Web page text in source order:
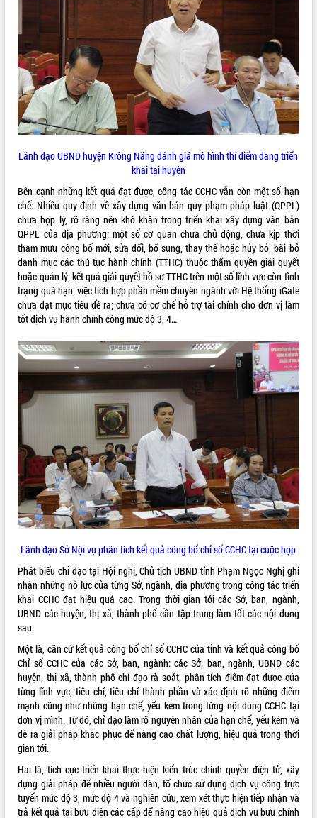
Thứ trưởng Bộ Nông nghiệp và Môi
trường Nguyễn Hoàng Hiệp khảo sát
vùng trồng và doanh nghiệp đóng gói
sầu riêng tại Đắk Lắk
Trình diễn nghệ thuật chế biến các
món ăn từ sầu riêng
Đắk Lắk công bố Quy hoạch và xúc
tiến đầu tư tỉnh
ứng để giữ vững thị trường xuất khẩu
Diễn đàn Kinh tế tư nhân Việt Nam đột
phá cơ chế - Hợp tác công tư
Đề án 06 tạo bước ngoặt đột phá trong
cải cách hành chính tỉnh Đắk Lắk
Kết nối tour, đẩy mạnh chuyển đổi số
để phát triển du lịch Đắk Lắk
Khởi động Dự án Đầu tư xây dựng hạ
tầng kỹ thuật Cụm công nghiệp Tân
Tiến
Gặp mặt các cơ quan báo chí nhân Kỷ
mạng Việt Nam
Đắk Lắk sơ kết 4 năm triển khai thực
hiện Đề án 06 của Chính phủ
Họp báo thông tin về Hội nghị Công bố
Quy hoạch và Xúc tiến đầu tư tỉnh Đắk
Khơi thông điểm nghẽn, đẩy nhanh
giải ngân vốn khắc phục thiên tai
HĐND tỉnh thông qua điều chỉnh Quy
hoạch tỉnh thời kỳ 2021-2030
Hội thảo góp ý hồ sơ điều chỉnh quy
hoạch tỉnh Đắk Lắk thời kỳ 2021-2030,
Nâng cao hiệu quả hoạt động của các
doanh nghiệp nhà nước
Hội nghị triển khai kết nối mạng
truyền số liệu chuyên dùng phục vụ cơ
quan Đảng, Nhà nước
Lễ phát động chuỗi hoạt động chung
tay làm sạch môi trường
Xã Ea Kar bước chuyển mình trong
công tác cải cách hành chính mô hình
mới
UBND tỉnh họp báo định kỳ tháng 4
năm 2026
Hội thảo khoa học “Giải pháp thúc đẩy
phát triển nền kinh tế xanh tại tỉnh
Đắk Lắk”
Tăng cường giám sát, đôn đốc thực
hiện nhiệm vụ quản lý tài sản công
hàng tuần
Lãnh đạo UBND huyện Krông Năng đánh giá mô hình thí điểm đang triển
khai tại huyện
Bên cạnh những kết quả đạt được, công tác CCHC vẫn còn một số hạn
chế: Nhiều quy định về xây dựng văn bản quy phạm pháp luật (QPPL)
chưa hợp lý, rõ ràng nên khó khăn trong triển khai xây dựng văn bản
QPPL của địa phương; một số cơ quan chưa chủ động, chưa kịp thời
tham mưu công bố mới, sửa đổi, bổ sung, thay thế hoặc hủy bỏ, bãi bỏ
danh mục các thủ tục hành chính (TTHC) thuộc thẩm quyền giải quyết
hoặc quản lý; kết quả giải quyết hồ sơ TTHC trên một số lĩnh vực còn tình
trạng quá hạn; việc tích hợp phần mềm chuyên ngành với Hệ thống iGate
chưa đạt mục tiêu đề ra; chưa có cơ chế hỗ trợ tài chính cho đơn vị làm
tốt dịch vụ hành chính công mức độ 3, 4…
Lãnh đạo Sở Nội vụ phân tích kết quả công bố chỉ số CCHC tại cuộc họp
Phát biểu chỉ đạo tại Hội nghị, Chủ tịch UBND tỉnh Phạm Ngọc Nghị ghi
nhận những nỗ lực của từng Sở, ngành, địa phương trong công tác triển
khai CCHC đạt hiệu quả cao. Trong thời gian tới các Sở, ban, ngành,
UBND các huyện, thị xã, thành phố cần tập trung làm tốt các nội dung
sau:
Một là, căn cứ kết quả công bố chỉ số CCHC của tỉnh và kết quả công bố
Chỉ số CCHC của các Sở, ban, ngành: các Sở, ban, ngành, UBND các
huyện, thị xã, thành phố chỉ đạo rà soát, phân tích điểm đạt được của
từng lĩnh vực, tiêu chí, tiêu chí thành phần và xác định rõ những điểm
mạnh cũng như những hạn chế, yếu kém trong từng nội dung CCHC tại
đơn vị mình. Từ đó, chỉ đạo làm rõ nguyên nhân của hạn chế, yếu kém và
đề ra giải pháp khắc phục để nâng cao chất lượng, hiệu quả trong thời
gian tới.
Hai là, tích cực triển khai thực hiện kiến trúc chính quyền điện tử, xây
dựng giải pháp để nhiều người dân, tổ chức sử dụng dịch vụ công trực
tuyến mức độ 3, mức độ 4 và nghiên cứu, xem xét thực hiện tiếp nhận và
trả kết quả tại bưu điện các cấp để nâng cao hiệu quả dịch vụ bưu chính